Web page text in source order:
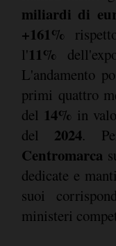
miliardi di
+161%
l'11%
L'andamento
primi quattro
del 14% in
del 2024.
Centromarca
dedicate e
suoi
ministeri